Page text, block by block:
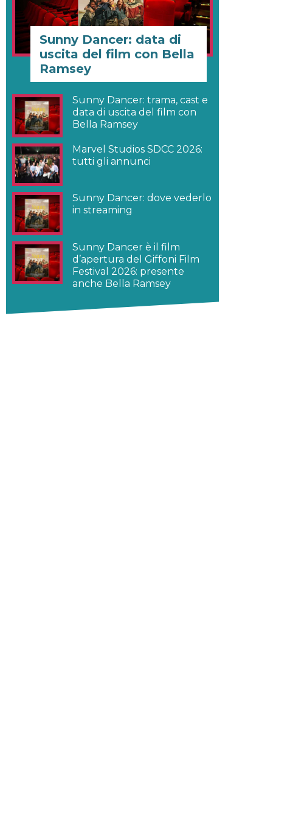
Sunny Dancer: data di
uscita del film con Bella
Ramsey
Sunny Dancer: trama, cast e
data di uscita del film con
Bella Ramsey
Marvel Studios SDCC 2026:
tutti gli annunci
Sunny Dancer: dove vederlo
in streaming
Sunny Dancer è il film
d’apertura del Giffoni Film
Festival 2026: presente
anche Bella Ramsey